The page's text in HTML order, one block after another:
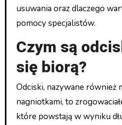
usuwania oraz dlaczego
pomocy specjalistów.
Czym są
się biorą?
Odciski, nazywane również
nagniotkami, to
które powstają w wyniku